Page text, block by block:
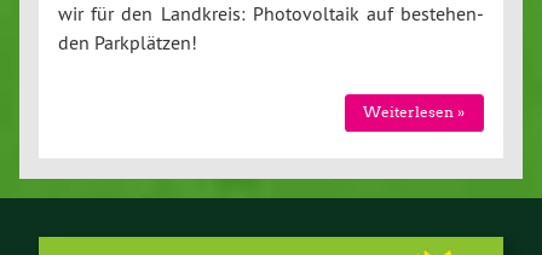
wir für den Landkreis: Pho­to­vol­ta­ik auf be­ste­hen­
den Park­plät­zen!
Wei­ter­le­sen »